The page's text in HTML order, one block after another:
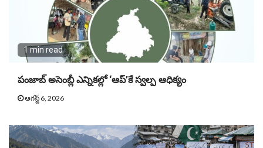
1 min read
పంజాబ్ అసెంబ్లీ ఎన్నికల్లో ‘ఆప్’కే స్వల్ప ఆధిక్యం
ఆగస్ట్ 6, 2026